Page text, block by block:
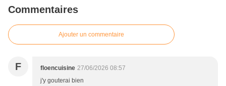
Commentaires
Ajouter un commentaire
F floencuisine 27/06/2026 08:57
j'y gouterai bien